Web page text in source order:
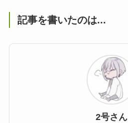
記事を書いたのは...
2号さん